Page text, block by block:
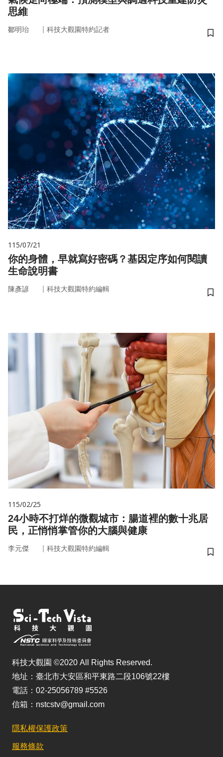
思維
鄒明珆 ｜ 科技大觀園特約記者
儲
115/07/21
你的身體，早就寫好密碼？基因定序如何閱讀
生命說明書
陳彥諺 ｜ 科技大觀園特約編輯
儲
115/02/25
24小時不打烊的微觀城市：腸道裡的數十兆居
民，正悄悄掌管你的大腦與健康
李元傑 ｜ 科技大觀園特約編輯
儲
科技大觀園 ©2020 All Rights Reserved.
地址：臺北市大安區和平東路二段106號22樓
電話：02-25056789 #5526
信箱：nstcstv@gmail.com
隱私權保護政策
服務條款